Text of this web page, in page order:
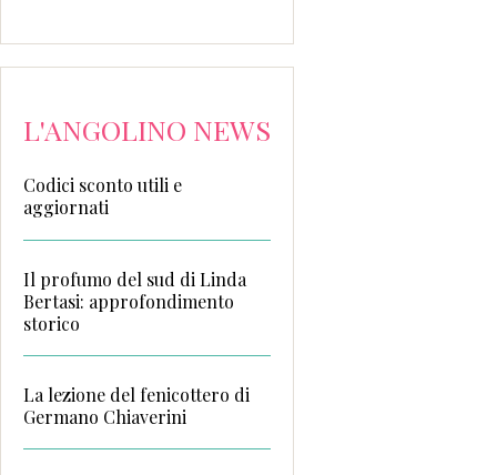
L'ANGOLINO NEWS
Codici sconto utili e
aggiornati
Il profumo del sud di Linda
Bertasi: approfondimento
storico
La lezione del fenicottero di
Germano Chiaverini